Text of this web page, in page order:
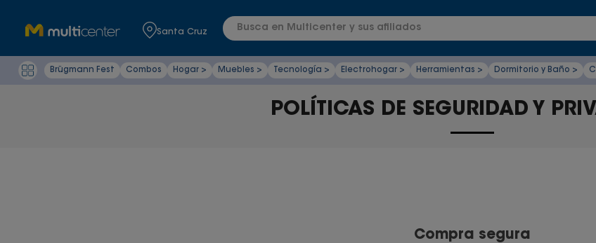
Santa Cruz
Busca en Multicenter y sus afiliados
Brügmann Fest Combos Hogar > Muebles > Tecnología > Electrohogar > Herramientas > Dormitorio y Baño >
POLÍTICAS DE SEGURIDAD Y
Compra segura